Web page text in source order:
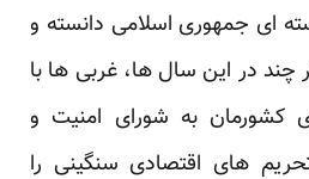
ای جمهوری اسلامی دانسته و
چند در این سال ها، غربی ها با
به شورای امنیت و
های اقتصادی سنگینی را